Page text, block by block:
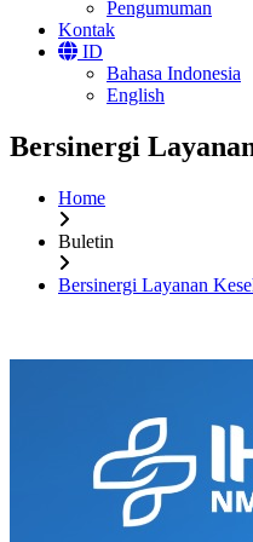
Pengumuman
Kontak
ID
Bahasa Indonesia
English
Bersinergi
Home
Buletin
Bersinergi Layanan